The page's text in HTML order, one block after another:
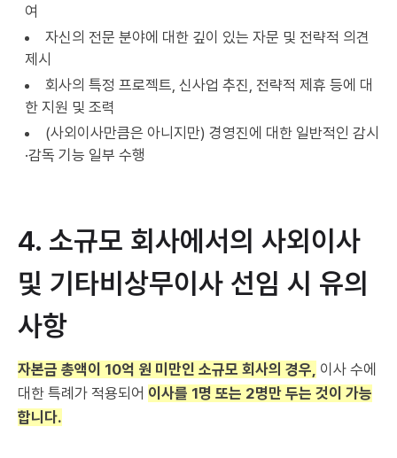
여
자신의 전문 분야에 대한 깊이 있는 자문 및 전략적 의견
제시
회사의 특정 프로젝트, 신사업 추진, 전략적 제휴 등에 대
한 지원 및 조력
(사외이사만큼은 아니지만) 경영진에 대한 일반적인 감시
·감독 기능 일부 수행
4. 소규모 회사에서의 사외이사
및 기타비상무이사 선임 시 유의
사항
자본금 총액이 10억 원 미만인 소규모 회사의 경우, 이사 수에
대한 특례가 적용되어 이사를 1명 또는 2명만 두는 것이 가능
합니다.